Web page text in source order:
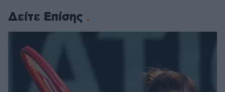
Δείτε Επίσης